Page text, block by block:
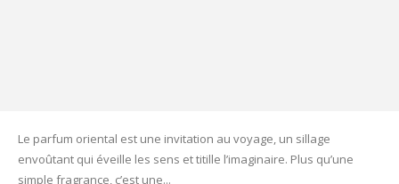
Le parfum oriental est une invitation au voyage, un sillage
envoûtant qui éveille les sens et titille l’imaginaire. Plus qu’une
simple fragrance, c’est une...